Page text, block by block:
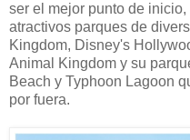
ser el mejor punto de
atractivos parques de
Kingdom, Disney's
Animal Kingdom y su
Beach y Typhoon Lagoon
por fuera.